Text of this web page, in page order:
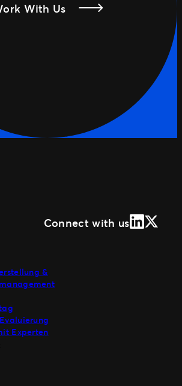
With Us
Connect with usLinkedIn
X
&
Experten